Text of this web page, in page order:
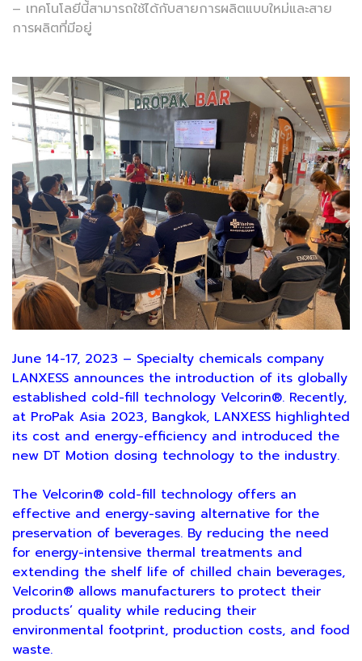
– เทคโนโลยีนี้สามารถใช้ได้กับสายการผลิตแบบใหม่และสาย
การผลิตที่มีอยู่
June 14-17, 2023 – Specialty chemicals company
LANXESS announces the introduction of its globally
established cold-fill technology Velcorin®. Recently,
at ProPak Asia 2023, Bangkok, LANXESS highlighted
its cost and energy-efficiency and introduced the
new DT Motion dosing technology to the industry.
The Velcorin® cold-fill technology offers an
effective and energy-saving alternative for the
preservation of beverages. By reducing the need
for energy-intensive thermal treatments and
extending the shelf life of chilled chain beverages,
Velcorin® allows manufacturers to protect their
products’ quality while reducing their
environmental footprint, production costs, and food
waste.